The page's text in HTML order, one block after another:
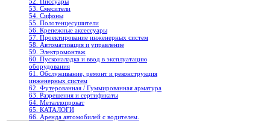
53. Смесители
54. Сифоны
55. Полотенцесушители
56. Крепежные аксессуары
57. Проектирование инженерных систем
58. Автоматизация и управление
59. Электромонтаж
60. Пусконаладка и ввод в эксплуатацию
оборудования
61. Обслуживание, ремонт и реконструкция
инженерных систем
62. Футерованная / Гуммированная арматура
63. Разрешения и сертификаты
64. Металлопрокат
65. КАТАЛОГИ
66. Аренда автомобилей с водителем.